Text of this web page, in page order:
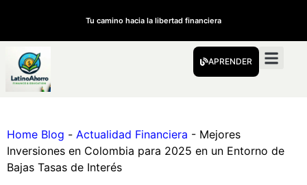
Tu camino hacia la libertad financiera
APRENDER
Home Blog - Actualidad Financiera - Mejores
Inversiones en Colombia para 2025 en un Entorno de
Bajas Tasas de Interés